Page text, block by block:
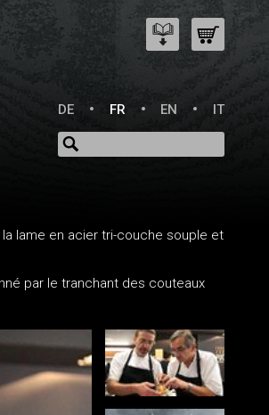
DE
FR EN IT
lame en acier tri-couche souple et
par le tranchant des couteaux